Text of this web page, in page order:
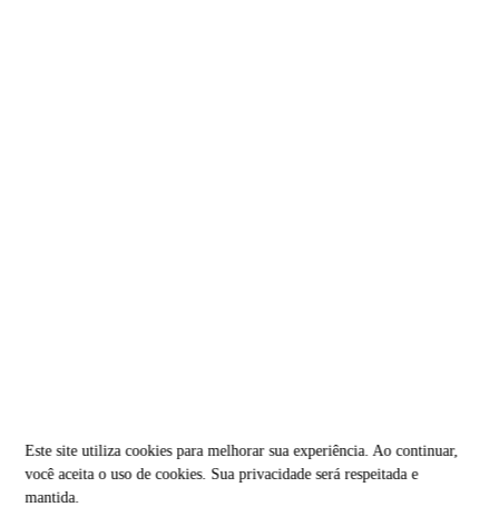
Este site utiliza cookies para melhorar sua experiência. Ao continuar,
você aceita o uso de cookies. Sua privacidade será respeitada e
mantida.